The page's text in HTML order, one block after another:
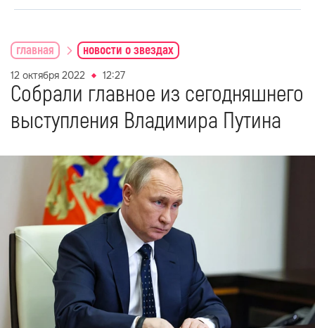
главная новости о звездах
12 октября 2022 12:27
Собрали главное из сегодняшнего
выступления Владимира Путина